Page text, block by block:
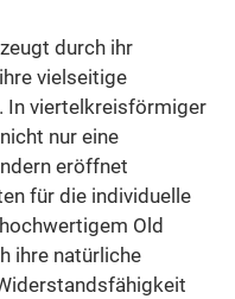
durch ihr
vielseitige
In viertelkreisförmiger
nur eine
eröffnet
für die individuelle
Old
ihre natürliche